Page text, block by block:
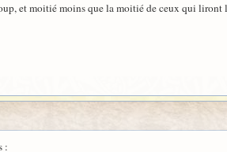
et moitié moins que la moitié de ceux qui
: